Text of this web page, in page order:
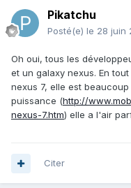
Pikatchu
Posté(e) le 28 juin
Oh oui, tous les
et un galaxy nexus. En
nexus 7, elle est
puissance (http://
nexus-7.htm) elle a l'air
Citer